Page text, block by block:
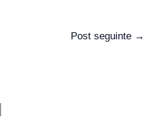
Post seguinte →